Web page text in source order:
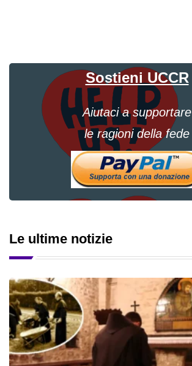
Sostieni UCCR
Aiutaci a supportare
le ragioni della fede
Le ultime notizie